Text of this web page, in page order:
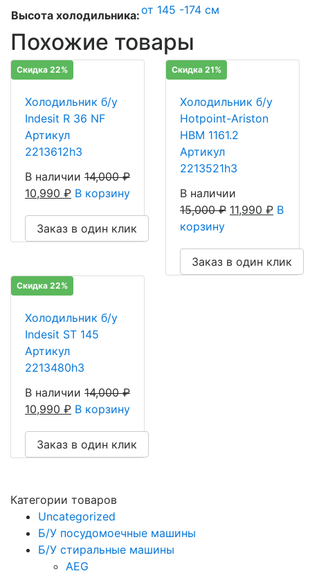
Высота холодильника:от 145 -174 см
Похожие товары
Скидка 22%
Холодильник б/у
Indesit R 36 NF
Артикул
2213612h3
В наличии 14,000₽
10,990 ₽ В корзину
Заказ в один клик
Скидка 21%
Холодильник б/у
Hotpoint-Ariston
HBM 1161.2
Артикул
2213521h3
В наличии
15,000₽ 11,990 ₽ В
корзину
Заказ в один клик
Скидка 22%
Холодильник б/у
Indesit ST 145
Артикул
2213480h3
В наличии 14,000₽
10,990 ₽ В корзину
Заказ в один клик
Категории товаров
Uncategorized
Б/У посудомоечные машины
Б/У стиральные машины
AEG